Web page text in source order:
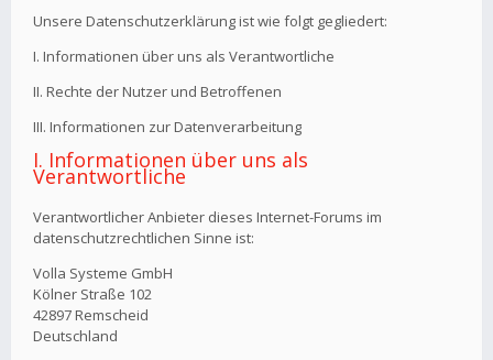
Unsere Datenschutzerklärung ist wie folgt gegliedert:
I. Informationen über uns als Verantwortliche
II. Rechte der Nutzer und Betroffenen
III. Informationen zur Datenverarbeitung
I. Informationen über uns als
Verantwortliche
Verantwortlicher Anbieter dieses Internet-Forums im
datenschutzrechtlichen Sinne ist:
Volla Systeme GmbH
Kölner Straße 102
42897 Remscheid
Deutschland